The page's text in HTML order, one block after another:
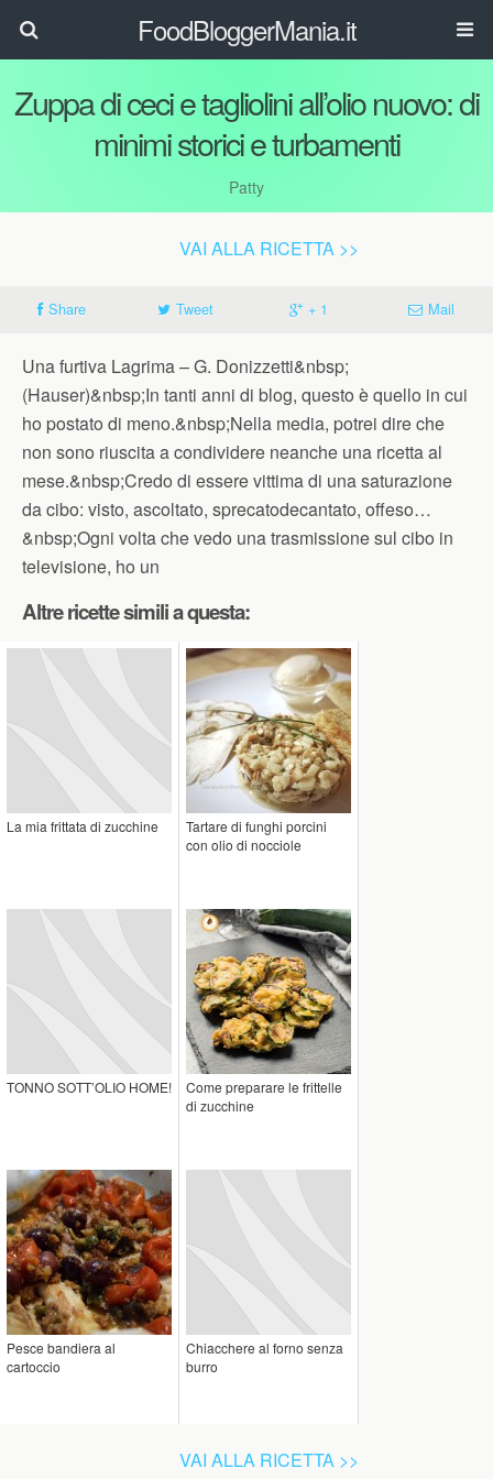
FoodBloggerMania.it
Zuppa di ceci e tagliolini all’olio nuovo: di
minimi storici e turbamenti
Patty
VAI ALLA RICETTA >>
Share Tweet + 1 Mail
Una furtiva Lagrima – G. Donizzetti&nbsp;
(Hauser)&nbsp;In tanti anni di blog, questo è quello in cui
ho postato di meno.&nbsp;Nella media, potrei dire che
non sono riuscita a condividere neanche una ricetta al
mese.&nbsp;Credo di essere vittima di una saturazione
da cibo: visto, ascoltato, sprecatodecantato, offeso…
&nbsp;Ogni volta che vedo una trasmissione sul cibo in
televisione, ho un
Altre ricette simili a questa:
La mia frittata di zucchine
Tartare di funghi porcini
con olio di nocciole
TONNO SOTT’OLIO HOME!
Come preparare le frittelle
di zucchine
Pesce bandiera al
cartoccio
Chiacchere al forno senza
burro
VAI ALLA RICETTA >>